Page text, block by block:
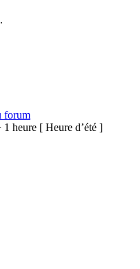
forum
heure [ Heure d’été ]